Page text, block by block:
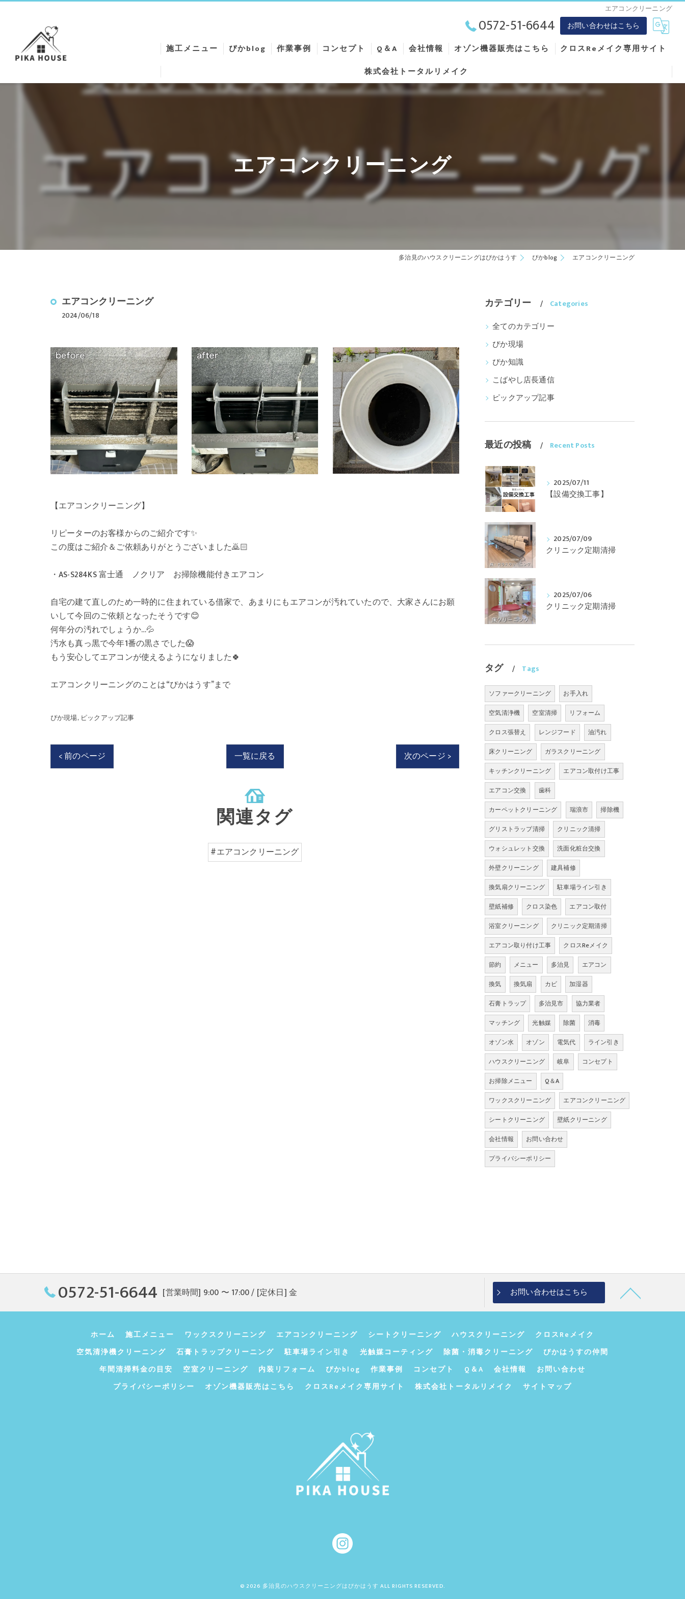
エアコンクリーニング
0572-51-6644 お問い合わせはこちら
施工メニュー
ワックスクリーニング
ハウスクリーニング
空気清浄機クリーニング
空室クリーニング
内装リフォーム
ぴかblog 作業事例 コンセプト Q＆A 会社情報 オゾン機器販売はこちら
クロスReメイク専用サイト
株式会社トータルリメイク
エアコンクリーニング
多治見のハウスクリーニングはぴかはうす ぴかblog エアコンクリーニング
エアコンクリーニング
2024/06/18
【エアコンクリーニング】
リピーターのお客様からのご紹介です✨
この度はご紹介＆ご依頼ありがとうございました🙇🏻
・AS-S284KS 富士通 ノクリア お掃除機能付きエアコン
自宅の建て直しのため一時的に住まれている借家で、あまりにもエアコンが汚れていたので、大家さんにお願
いして今回のご依頼となったそうです😊
何年分の汚れでしょうか…💦
汚水も真っ黒で今年1番の黒さでした😱
もう安心してエアコンが使えるようになりました🍀
エアコンクリーニングのことは“ぴかはうす”まで
ぴか現場 ピックアップ記事
< 前のページ 一覧に戻る 次のページ >
関連タグ
#エアコンクリーニング
カテゴリー Categories
全てのカテゴリー
ぴか現場
ぴか知識
こばやし店長通信
ピックアップ記事
最近の投稿 Recent Posts
2025/07/11
【設備交換工事】
2025/07/09
クリニック定期清掃
2025/07/06
クリニック定期清掃
タグ Tags
ソファークリーニング
お手入れ
空気清浄機
空室清掃
リフォーム
クロス張替え
レンジフード
油汚れ
床クリーニング
ガラスクリーニング
キッチンクリーニング
エアコン取付け工事
エアコン交換
歯科
カーペットクリーニング
瑞浪市
掃除機
グリストラップ清掃
クリニック清掃
ウォシュレット交換
洗面化粧台交換
外壁クリーニング
建具補修
換気扇クリーニング
駐車場ライン引き
壁紙補修
クロス染色
エアコン取付
浴室クリーニング
クリニック定期清掃
エアコン取り付け工事
クロスReメイク
節約
メニュー 多治見
エアコン
換気
換気扇 カビ
加湿器
石膏トラップ
多治見市
協力業者
マッチング
光触媒 除菌
消毒
オゾン水
オゾン 電気代
ライン引き
ハウスクリーニング
岐阜
コンセプト
お掃除メニュー
Q＆A
ワックスクリーニング
エアコンクリーニング
シートクリーニング
壁紙クリーニング
会社情報
お問い合わせ
プライバシーポリシー
0572-51-6644 [営業時間] 9:00 〜 17:00 / [定休日] 金 お問い合わせはこちら
ホーム 施工メニュー ワックスクリーニング エアコンクリーニング シートクリーニング ハウスクリーニング
クロスReメイク
空気清浄機クリーニング
石膏トラップクリーニング 駐車場ライン引き 光触媒コーティング 除菌・消毒クリーニング
ぴかはうすの仲間
年間清掃料金の目安
空室クリーニング 内装リフォーム ぴかblog 作業事例 コンセプト Q＆A 会社情報
お問い合わせ
プライバシーポリシー
オゾン機器販売はこちら クロスReメイク専用サイト 株式会社トータルリメイク サイトマップ
© 2026 多治見のハウスクリーニングはぴかはうす ALL RIGHTS RESERVED.